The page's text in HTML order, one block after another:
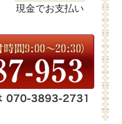
現金でお支払い